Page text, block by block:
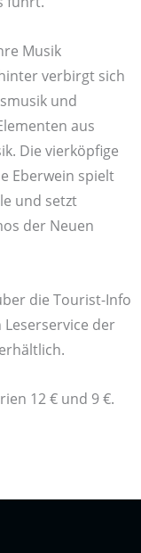
Musik
verbirgt sich
und
aus
Die vierköpfige
Eberwein spielt
und setzt
der Neuen
die Tourist-Info
der
12 € und 9 €.